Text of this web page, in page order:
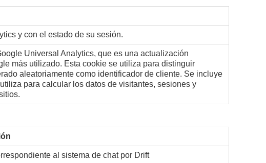
y con el estado de su sesión.
Universal Analytics, que es una actualización
más utilizado. Esta cookie se utiliza para distinguir
aleatoriamente como identificador de cliente. Se incluye
para calcular los datos de visitantes, sesiones y
al sistema de chat por Drift